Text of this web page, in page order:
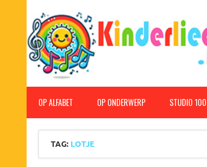
Kinderliedjes
OP ALFABET OP ONDERWERP STUDIO 100
TAG: LOTJE